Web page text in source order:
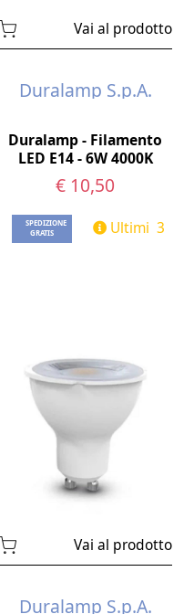
Vai al prodotto
Duralamp S.p.A.
Duralamp - Filamento
LED E14 - 6W 4000K
€ 10,50
SPEDIZIONE
GRATIS
Ultimi 3
Vai al prodotto
Duralamp S.p.A.